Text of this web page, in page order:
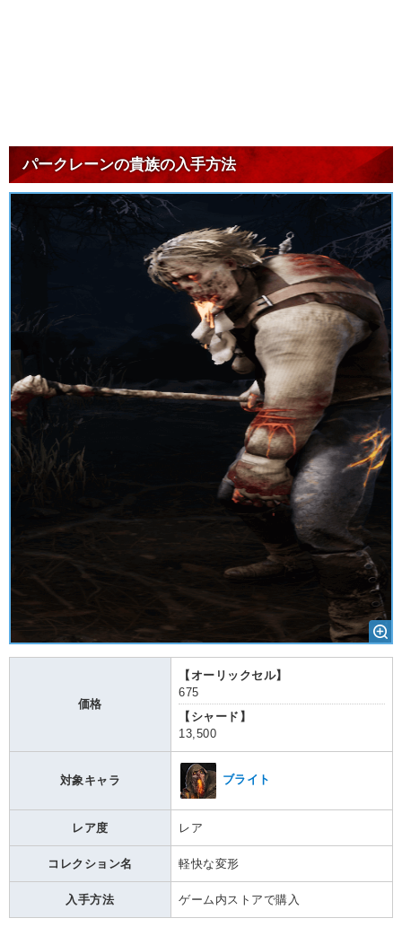
パークレーンの貴族の入手方法
価格
【オーリックセル】
675
【シャード】
13,500
対象キャラ ブライト
レア度 レア
コレクション名 軽快な変形
入手方法 ゲーム内ストアで購入